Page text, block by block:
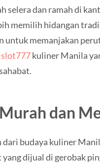
selera dan ramah di
memilih hidangan
untuk memanjakan
slot777kuliner Manila
dan
budaya kuliner
dijual di gerobak